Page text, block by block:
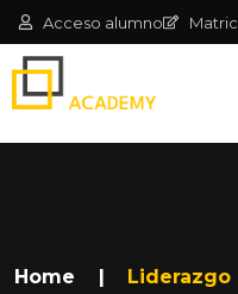
Acceso alumno
Home | Liderazgo